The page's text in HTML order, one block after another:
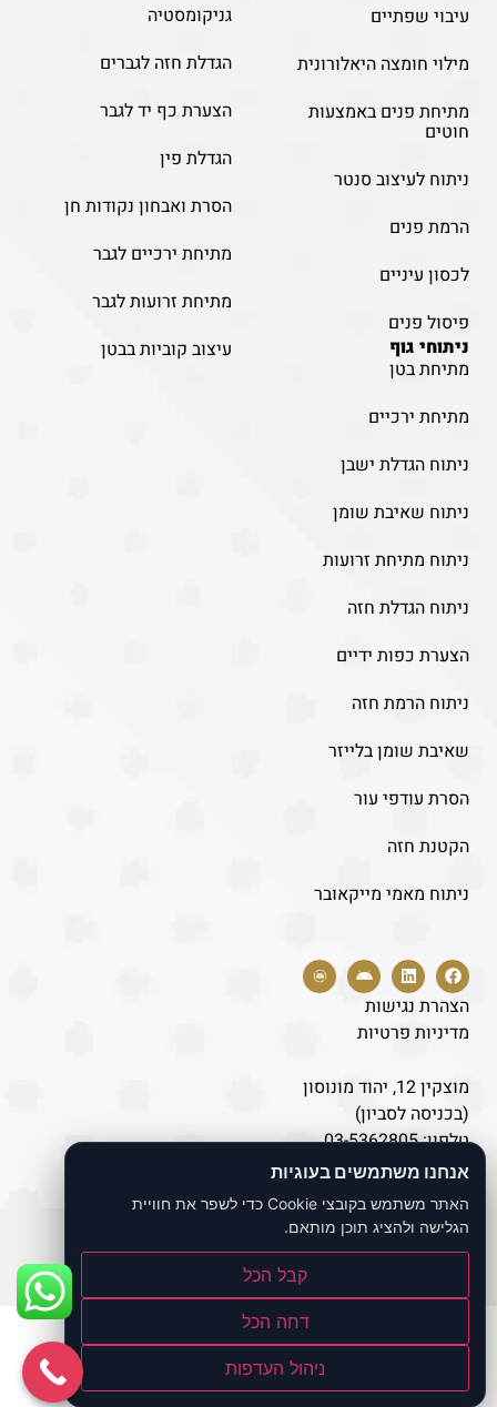
עיבוי שפתיים
מילוי חומצה היאלורונית
מתיחת פנים באמצעות
חוטים
ניתוח לעיצוב סנטר
הרמת פנים
לכסון עיניים
פיסול פנים
ניתוחי גוף
מתיחת בטן
מתיחת ירכיים
ניתוח הגדלת ישבן
ניתוח שאיבת שומן
ניתוח מתיחת זרועות
ניתוח הגדלת חזה
הצערת כפות ידיים
ניתוח הרמת חזה
שאיבת שומן בלייזר
הסרת עודפי עור
הקטנת חזה
ניתוח מאמי מייקאובר
הצהרת נגישות
מדיניות פרטיות
מוצקין 12, יהוד מונוסון
(בכניסה לסביון)
טלפון:03-5362805
נייד:077-8043446
גניקומסטיה
הגדלת חזה לגברים
הצערת כף יד לגבר
הגדלת פין
הסרת ואבחון נקודות חן
מתיחת ירכיים לגבר
מתיחת זרועות לגבר
עיצוב קוביות בבטן
כל הזכויות שמורות לאתר ד"ר לוי אברהם
Build byBernoli
אנחנו משתמשים בעוגיות
האתר משתמש בקובצי Cookie כדי לשפר את חוויית
הגלישה ולהציג תוכן מותאם.
קבל הכל
דחה הכל
ניהול העדפות